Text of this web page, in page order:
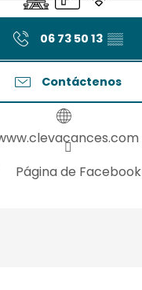
06 73 50 13 ▒▒
Contáctenos
Página de Facebook